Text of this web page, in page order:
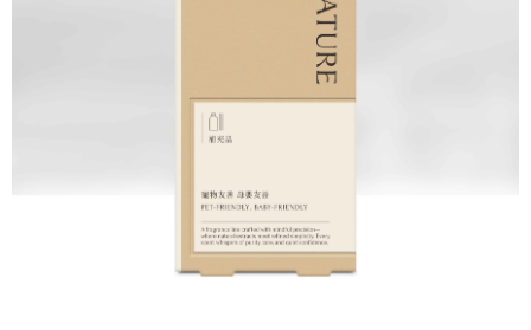
４．使用「AFTEE先享後付」時，將依據個別帳號之用戶狀況，依本公司即
時審查核予不同之上限額度；若仍有額度不足之情形，本公司將視審查結果
５．嚴禁一人註冊多個帳號或使用他人資訊註冊。若發現惡意使用之情形，
恩沛科技股份有限公司將有權停止該用戶之使用額度並採取法律行動。